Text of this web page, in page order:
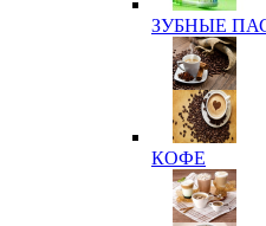
ЗУБНЫЕ
КОФЕ